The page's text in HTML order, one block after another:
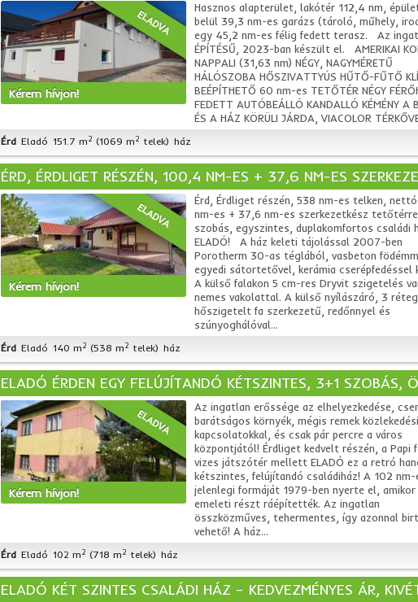
ELADVA
Kérem hívjon!
Hasznos alapterület, lakótér 112,4 nm,
belül 39,3 nm-es garázs (tároló, műhely,
egy 45,2 nm-es félig fedett terasz. Az
ÉPÍTÉSŰ, 2023-ban készült el. AMERIKAI
NAPPALI (31,63 nm) NÉGY, NAGYMÉRETŰ
HÁLÓSZOBA HŐSZIVATTYÚS HŰTŐ-FŰTŐ
BEÉPÍTHETŐ 60 nm-es TETŐTÉR NÉGY
FEDETT AUTÓBEÁLLÓ KANDALLÓ KÉMÉNY A
ÉS A HÁZ KÖRÜLI JÁRDA, VIACOLOR
Érd Eladó 151.7 m2 (1069 m2 telek) ház
ÉRD, ÉRDLIGET RÉSZÉN, 100,4 NM-ES + 37,6 NM-ES
ELADVA
Kérem hívjon!
Érd, Érdliget részén, 538 nm-es telken,
nm-es + 37,6 nm-es szerkezetkész
szobás, egyszintes, duplakomfortos családi
ELADÓ! A ház keleti tájolással 2007-ben
Porotherm 30-as téglából, vasbeton
egyedi sátortetővel, kerámia cserépfedéssel
A külső falakon 5 cm-res Dryvit szigetelés
nemes vakolattal. A külső nyílászáró, 3
hőszigetelt fa szerkezetű, redőnnyel és
szúnyoghálóval...
Érd Eladó 140 m2 (538 m2 telek) ház
ELADÓ ÉRDEN EGY FELÚJÍTANDÓ KÉTSZINTES, 3+1 SZOBÁS,
ELADVA
Kérem hívjon!
Az ingatlan erőssége az elhelyezkedése,
barátságos környék, mégis remek közlekedési
kapcsolatokkal, és csak pár percre a város
központjától! Érdliget kedvelt részén, a Papi
vizes játszótér mellett ELADÓ ez a retró
kétszintes, felújítandó családiház! A 102 nm-
jelenlegi formáját 1979-ben nyerte el, amikor
emeleti részt ráépítették. Az ingatlan
összközműves, tehermentes, így azonnal
vehető! A ház...
Érd Eladó 102 m2 (718 m2 telek) ház
ELADÓ KÉT SZINTES CSALÁDI HÁZ – KEDVEZMÉNYES ÁR,